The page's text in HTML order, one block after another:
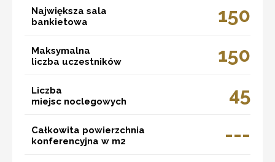
Największa sala
bankietowa
150
Maksymalna
liczba uczestników
150
Liczba
miejsc noclegowych
45
Całkowita powierzchnia
konferencyjna w m2
---